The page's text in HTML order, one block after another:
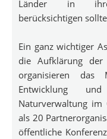
Länder in
berücksichtigen
Ein ganz wichtiger
die Aufklärung
organisieren das
Entwicklung
Naturverwaltung
als 20
öffentliche